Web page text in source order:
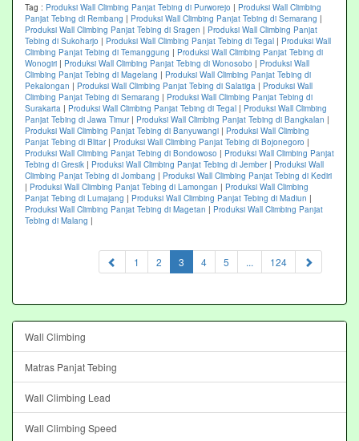
Tag : Produksi Wall Climbing Panjat Tebing di Purworejo | Produksi Wall Climbing
Panjat Tebing di Rembang | Produksi Wall Climbing Panjat Tebing di Semarang |
Produksi Wall Climbing Panjat Tebing di Sragen | Produksi Wall Climbing Panjat
Tebing di Sukoharjo | Produksi Wall Climbing Panjat Tebing di Tegal | Produksi Wall
Climbing Panjat Tebing di Temanggung | Produksi Wall Climbing Panjat Tebing di
Wonogiri | Produksi Wall Climbing Panjat Tebing di Wonosobo | Produksi Wall
Climbing Panjat Tebing di Magelang | Produksi Wall Climbing Panjat Tebing di
Pekalongan | Produksi Wall Climbing Panjat Tebing di Salatiga | Produksi Wall
Climbing Panjat Tebing di Semarang | Produksi Wall Climbing Panjat Tebing di
Surakarta | Produksi Wall Climbing Panjat Tebing di Tegal | Produksi Wall Climbing
Panjat Tebing di Jawa Timur| Produksi Wall Climbing Panjat Tebing di Bangkalan |
Produksi Wall Climbing Panjat Tebing di Banyuwangi | Produksi Wall Climbing
Panjat Tebing di Blitar| Produksi Wall Climbing Panjat Tebing di Bojonegoro |
Produksi Wall Climbing Panjat Tebing di Bondowoso | Produksi Wall Climbing Panjat
Tebing di Gresik | Produksi Wall Climbing Panjat Tebing di Jember| Produksi Wall
Climbing Panjat Tebing di Jombang | Produksi Wall Climbing Panjat Tebing di Kediri
| Produksi Wall Climbing Panjat Tebing di Lamongan | Produksi Wall Climbing
Panjat Tebing di Lumajang | Produksi Wall Climbing Panjat Tebing di Madiun |
Produksi Wall Climbing Panjat Tebing di Magetan | Produksi Wall Climbing Panjat
Tebing di Malang |
1 2 3 (current)
4 5 ... 124
Wall Climbing
Matras Panjat Tebing
Wall Climbing Lead
Wall Climbing Speed